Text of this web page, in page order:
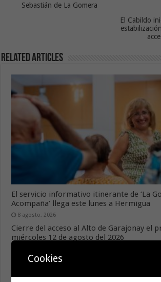
Sebastián de La Gomera
El Cabildo
Related Articles
El servicio informativo itinerante de ‘La
Acompaña’ llega este lunes a Hermigua
8 agosto, 2026
Cierre del acceso al Alto de Garajonay el
miércoles 12 de agosto del 2026
Cookies